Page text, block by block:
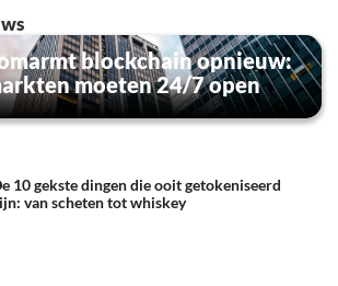
blockchain opnieuw:
moeten 24/7 open
10 gekste dingen die ooit getokeniseerd
van scheten tot whiskey